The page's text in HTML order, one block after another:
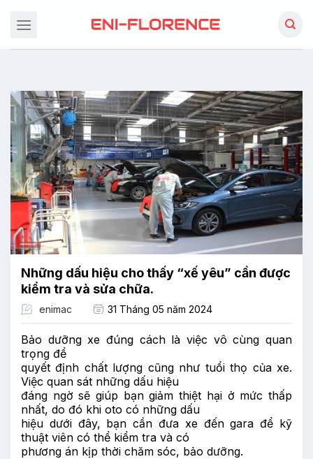
đến
dung
Những dấu hiệu cho thấy “xế yêu” cần được
kiểm tra và sửa chữa.
enimac 31 Tháng 05 năm 2024
Bảo dưỡng xe đúng cách là việc vô cùng quan
trọng để
quyết định chất lượng cũng như tuổi thọ của xe.
Việc quan sát những dấu hiệu
đáng ngờ sẽ giúp bạn giảm thiệt hại ở mức thấp
nhất, do đó khi oto có những dấu
hiệu dưới đây, bạn cần đưa xe đến gara để kỹ
thuật viên có thể kiểm tra và có
phương án kịp thời chăm sóc, bảo dưỡng.